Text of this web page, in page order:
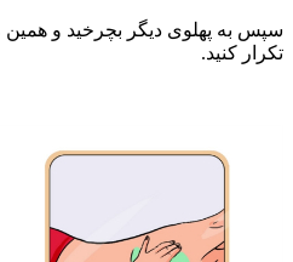
پهلوی دیگر بچرخید و همین مراحل